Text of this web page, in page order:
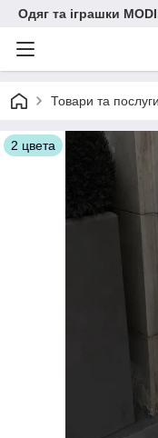
Одяг та іграшки
Товари та послуги
2 цвета